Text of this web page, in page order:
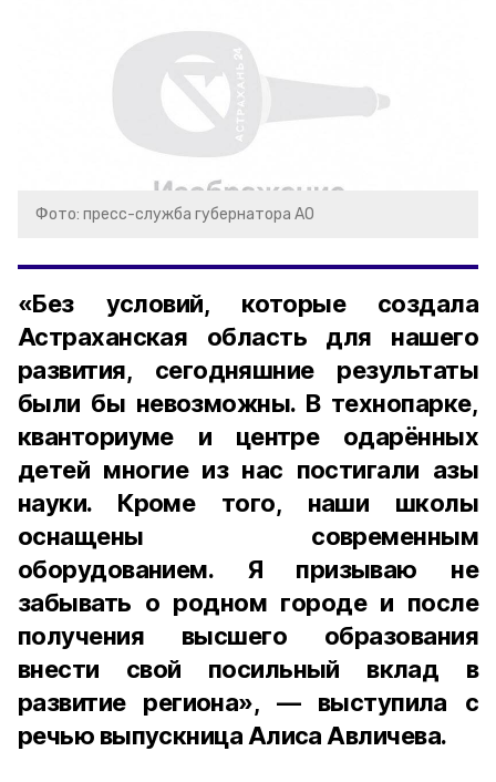
Фото: пресс-служба губернатора АО
«Без условий, которые создала
Астраханская область для нашего
развития, сегодняшние результаты
были бы невозможны. В технопарке,
кванториуме и центре одарённых
детей многие из нас постигали азы
науки. Кроме того, наши школы
оснащены современным
оборудованием. Я призываю не
забывать о родном городе и после
получения высшего образования
внести свой посильный вклад в
развитие региона», — выступила с
речью выпускница Алиса Авличева.